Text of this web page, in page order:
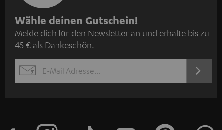
N
e
w
s
l
Wähle deinen Gutschein!
Melde dich für den Newsletter an und erhalte bis zu
45 € als Dankeschön.
EMAIL
JETZT